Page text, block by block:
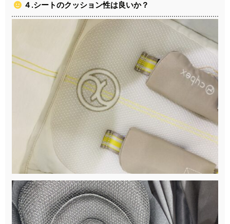
４.シートのクッション性は良いか？